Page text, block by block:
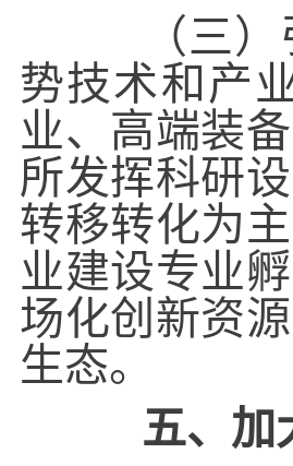
（三）引
势技术和产
业、高端装
所发挥科研
转移转化为
业建设专业
场化创新资
生态。
五、加